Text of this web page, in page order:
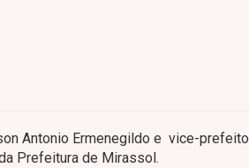
Antonio Ermenegildo e vice-prefeito
Prefeitura de Mirassol.